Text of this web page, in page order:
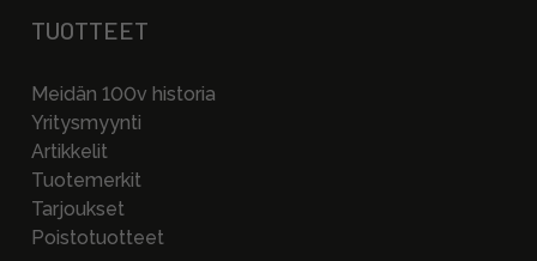
TUOTTEET
Meidän 100v historia
Yritysmyynti
Artikkelit
Tuotemerkit
Tarjoukset
Poistotuotteet